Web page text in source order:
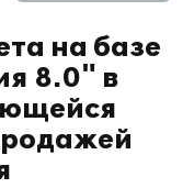
на базе
8.0" в